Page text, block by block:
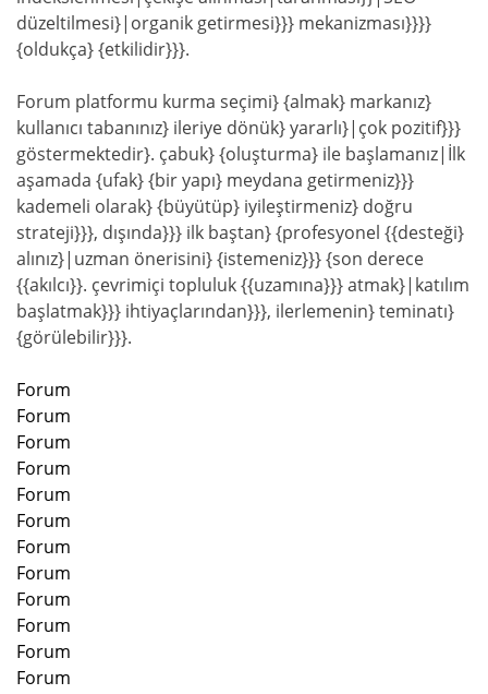
düzeltilmesi}|organik getirmesi}}} mekanizması}}}}
{oldukça} {etkilidir}}}.
Forum platformu kurma seçimi} {almak} markanız}
kullanıcı tabanınız} ileriye dönük} yararlı}|çok pozitif}}}
göstermektedir}. çabuk} {oluşturma} ile başlamanız|İlk
aşamada {ufak} {bir yapı} meydana getirmeniz}}}
kademeli olarak} {büyütüp} iyileştirmeniz} doğru
strateji}}}, dışında}}} ilk baştan} {profesyonel {{desteği}
alınız}|uzman önerisini} {istemeniz}}} {son derece
{{akılcı}}. çevrimiçi topluluk {{uzamına}}} atmak}|katılım
başlatmak}}} ihtiyaçlarından}}}, ilerlemenin} teminatı}
{görülebilir}}}.
Forum
Forum
Forum
Forum
Forum
Forum
Forum
Forum
Forum
Forum
Forum
Forum